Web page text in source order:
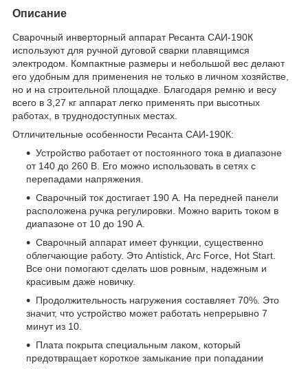
Описание
Сварочный инверторный аппарат Ресанта САИ-190К
используют для ручной дуговой сварки плавящимся
электродом. Компактные размеры и небольшой вес делают
его удобным для применения не только в личном хозяйстве,
но и на строительной площадке. Благодаря ремню и весу
всего в 3,27 кг аппарат легко применять при высотных
работах, в труднодоступных местах.
Отличительные особенности Ресанта САИ-190К:
Устройство работает от постоянного тока в диапазоне
от 140 до 260 В. Его можно использовать в сетях с
перепадами напряжения.
Сварочный ток достигает 190 А. На передней панели
расположена ручка регулировки. Можно варить током в
диапазоне от 10 до 190 А.
Сварочный аппарат имеет функции, существенно
облегчающие работу. Это Antistick, Arc Force, Hot Start.
Все они помогают сделать шов ровным, надежным и
красивым даже новичку.
Продолжительность нагружения составляет 70%. Это
значит, что устройство может работать непрерывно 7
минут из 10.
Плата покрыта специальным лаком, который
предотвращает короткое замыкание при попадании